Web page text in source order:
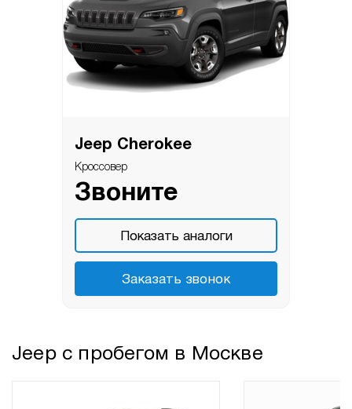
Jeep Cherokee
Кроссовер
Звоните
Показать аналоги
Заказать звонок
Jeep с пробегом в Москве